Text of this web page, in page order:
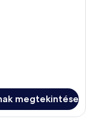
megtekintése